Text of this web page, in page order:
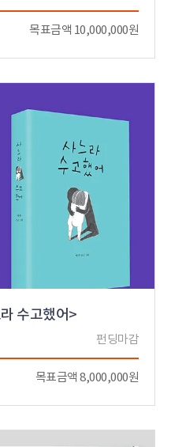
목표금액 10,000,000원
수고했어>
펀딩마감
목표금액 8,000,000원